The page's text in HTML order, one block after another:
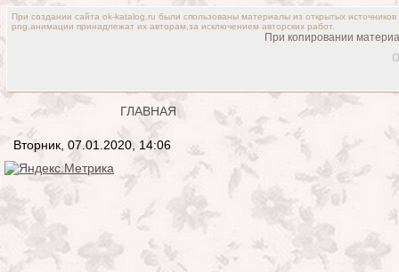
При создании сайта ok-katalog.ru были спользованы материалы из открытых
png,анимации принадлежат их авторам,за исключением авторских работ.
При копировании
ГЛАВНАЯ
Вторник, 07.01.2020, 14:06